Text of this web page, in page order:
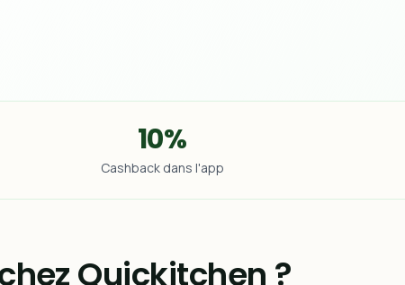
10%
Cashback dans l'app
Quickitchen ?